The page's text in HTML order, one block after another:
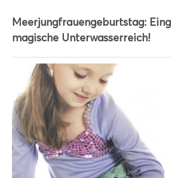
Meerjungfrauengeburtstag:
magische Unterwasserreich!